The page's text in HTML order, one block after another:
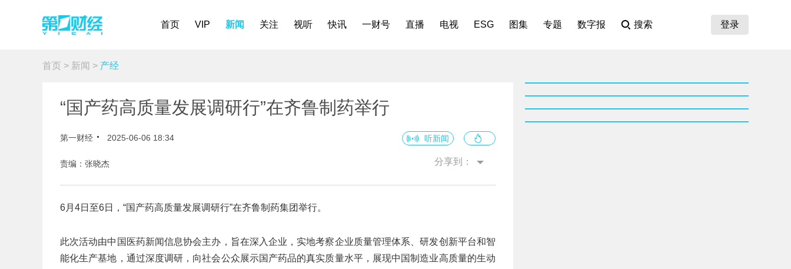
首页 VIP 新闻 关注 视听 快讯 一财号 直播 电视 ESG 图集 专题 数字报 搜索 登录
首页 > 新闻 > 产经
“国产药高质量发展调研行”在齐鲁制药举行
第一财经 2025-06-06 18:34 听新闻
责编：张晓杰 分享到：
6月4日至6日，“国产药高质量发展调研行”在齐鲁制药集团举行。
此次活动由中国医药新闻信息协会主办，旨在深入企业，实地考察企业质量管理体系、研发创新平台和智
能化生产基地，通过深度调研，向社会公众展示国产药品的真实质量水平，展现中国制造业高质量的生动